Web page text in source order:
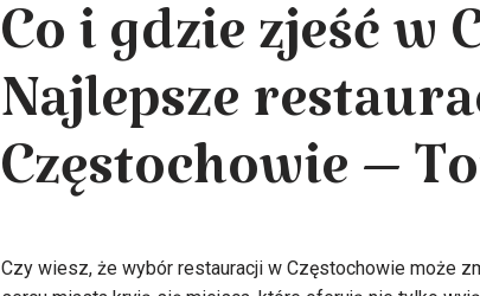
Co i gdzie zjeść w
Najlepsze
Częstochowie –
Czy wiesz, że wybór restauracji w Częstochowie może